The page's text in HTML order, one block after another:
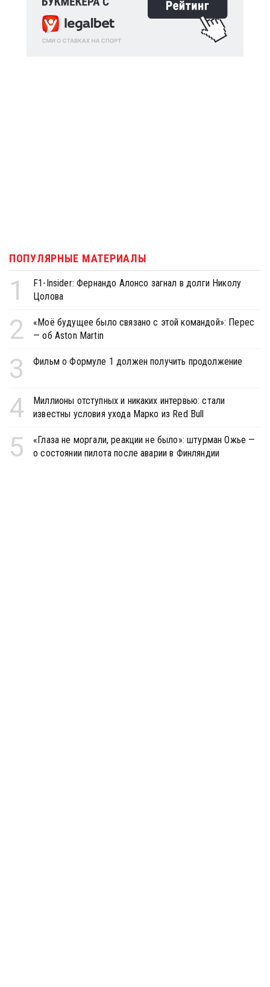
ПОПУЛЯРНЫЕ МАТЕРИАЛЫ
1
F1-Insider: Фернандо Алонсо загнал в долги Николу
Цолова
2
«Моё будущее было связано с этой командой»: Перес
— об Aston Martin
3 Фильм о Формуле 1 должен получить продолжение
4
Миллионы отступных и никаких интервью: стали
известны условия ухода Марко из Red Bull
5
«Глаза не моргали, реакции не было»: штурман Ожье —
о состоянии пилота после аварии в Финляндии